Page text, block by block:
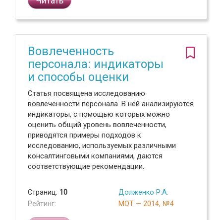
Вовлеченность
персонала: индикаторы
и способы оценки
Статья посвящена исследованию
вовлеченности персонала. В ней анализируются
индикаторы, с помощью которых можно
оценить общий уровень вовлеченности,
приводятся примеры подходов к
исследованию, используемых различными
консалтинговыми компаниями, даются
соответствующие рекомендации.
Страниц: 10
Рейтинг:
Долженко Р.А.
МОТ — 2014, №4